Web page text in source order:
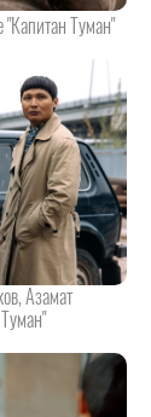
Туман"
Азамат